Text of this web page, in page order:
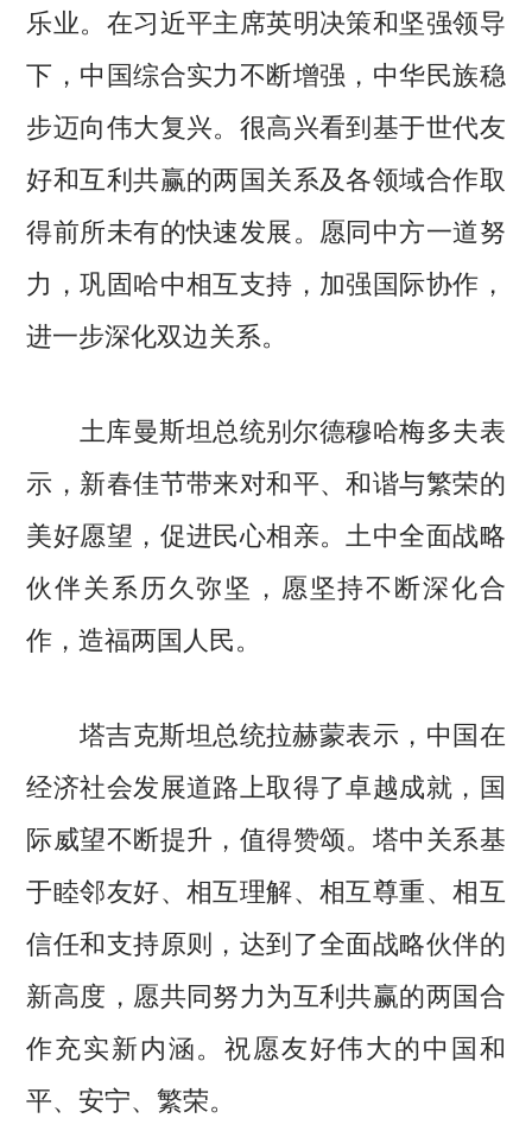
乐业。在习近平主席英明决策和坚强领导
下，中国综合实力不断增强，中华民族稳
步迈向伟大复兴。很高兴看到基于世代友
好和互利共赢的两国关系及各领域合作取
得前所未有的快速发展。愿同中方一道努
力，巩固哈中相互支持，加强国际协作，
进一步深化双边关系。
土库曼斯坦总统别尔德穆哈梅多夫表
示，新春佳节带来对和平、和谐与繁荣的
美好愿望，促进民心相亲。土中全面战略
伙伴关系历久弥坚，愿坚持不断深化合
作，造福两国人民。
塔吉克斯坦总统拉赫蒙表示，中国在
经济社会发展道路上取得了卓越成就，国
际威望不断提升，值得赞颂。塔中关系基
于睦邻友好、相互理解、相互尊重、相互
信任和支持原则，达到了全面战略伙伴的
新高度，愿共同努力为互利共赢的两国合
作充实新内涵。祝愿友好伟大的中国和
平、安宁、繁荣。